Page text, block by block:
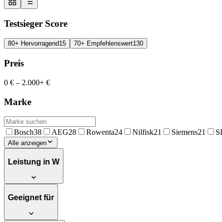
Testsieger Score
80+ Hervorragend15 70+ Empfehlenswert130
Preis
0 € – 2.000+ €
Marke
Bosch38 AEG28 Rowenta24 Nilfisk21 Siemens21
Alle anzeigen
Leistung in W
Geeignet für